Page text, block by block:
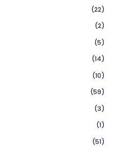
(22)
(2)
(5)
(14)
(10)
(59)
(3)
(1)
(51)